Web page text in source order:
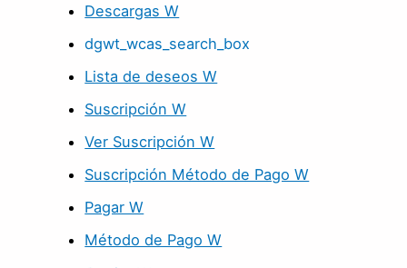
Descargas W
dgwt_wcas_search_box
Lista de deseos W
Suscripción W
Ver Suscripción W
Suscripción Método de Pago W
Pagar W
Método de Pago W